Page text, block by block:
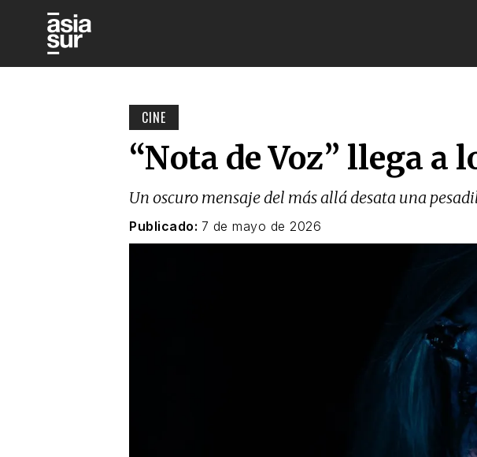
CINE
“Nota de Voz” llega a
Un oscuro mensaje del más allá desata una
Publicado: 7 de mayo de 2026